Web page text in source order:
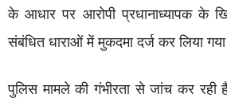
के आधार पर आरोपी प्रधानाध्यापक के
संबंधित धाराओं में मुकदमा दर्ज कर लिया
पुलिस मामले की गंभीरता से जांच कर